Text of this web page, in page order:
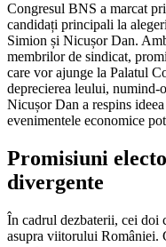
Congresul BNS a marcat
candidați principali la
Simion și Nicușor Dan.
membrilor de sindicat,
care vor ajunge la Palatul
deprecierea leului, numind-
Nicușor Dan a respins
evenimentele economice
Promisiuni
divergente
În cadrul dezbaterii, cei doi
asupra viitorului României.